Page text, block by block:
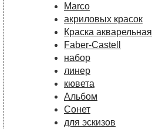
Marco
акриловых красок
Краска акварельная
Faber-Castell
набор
линер
кювета
Альбом
Сонет
для эскизов